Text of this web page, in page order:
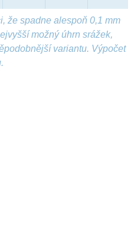
že spadne alespoň 0,1 mm
možný úhrn srážek,
variantu. Výpočet